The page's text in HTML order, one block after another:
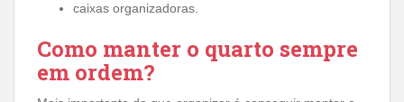
caixas organizadoras.
Como manter o quarto sempre
em ordem?